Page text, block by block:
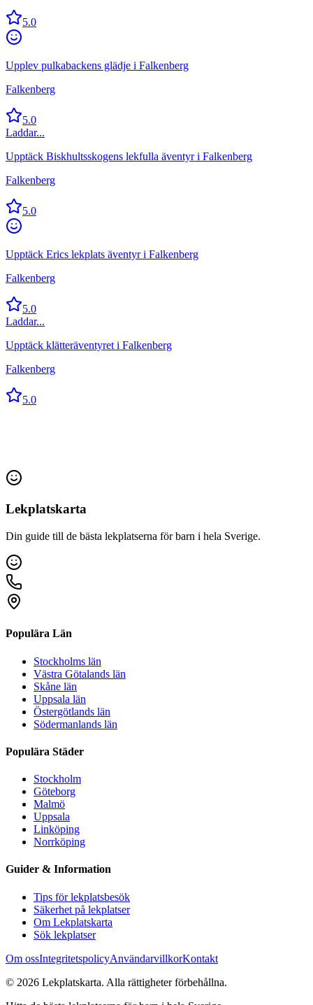
5.0
Upplev pulkabackens glädje i Falkenberg
Falkenberg
5.0
Laddar...
Upptäck Biskhultsskogens lekfulla äventyr i Falkenberg
Falkenberg
5.0
Upptäck Erics lekplats äventyr i Falkenberg
Falkenberg
5.0
Laddar...
Upptäck klätteräventyret i Falkenberg
Falkenberg
5.0
Lekplatskarta
Din guide till de bästa lekplatserna för barn i hela Sverige.
Populära Län
Stockholms län
Västra Götalands län
Skåne län
Uppsala län
Östergötlands län
Södermanlands län
Populära Städer
Stockholm
Göteborg
Malmö
Uppsala
Linköping
Norrköping
Guider & Information
Tips för lekplatsbesök
Säkerhet på lekplatser
Om Lekplatskarta
Sök lekplatser
Om ossIntegritetspolicyAnvändarvillkorKontakt
© 2026 Lekplatskarta. Alla rättigheter förbehållna.